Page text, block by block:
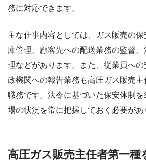
務に対応できます。
主な仕事内容としては、ガス販売の
庫管理、顧客先への配送業務の監督
理などがあります。また、従業員へ
政機関への報告業務も高圧ガス販売
職務です。法令に基づいた保安体制
場の状況を常に把握しておく必要があ
高圧ガス販売主任者第一種